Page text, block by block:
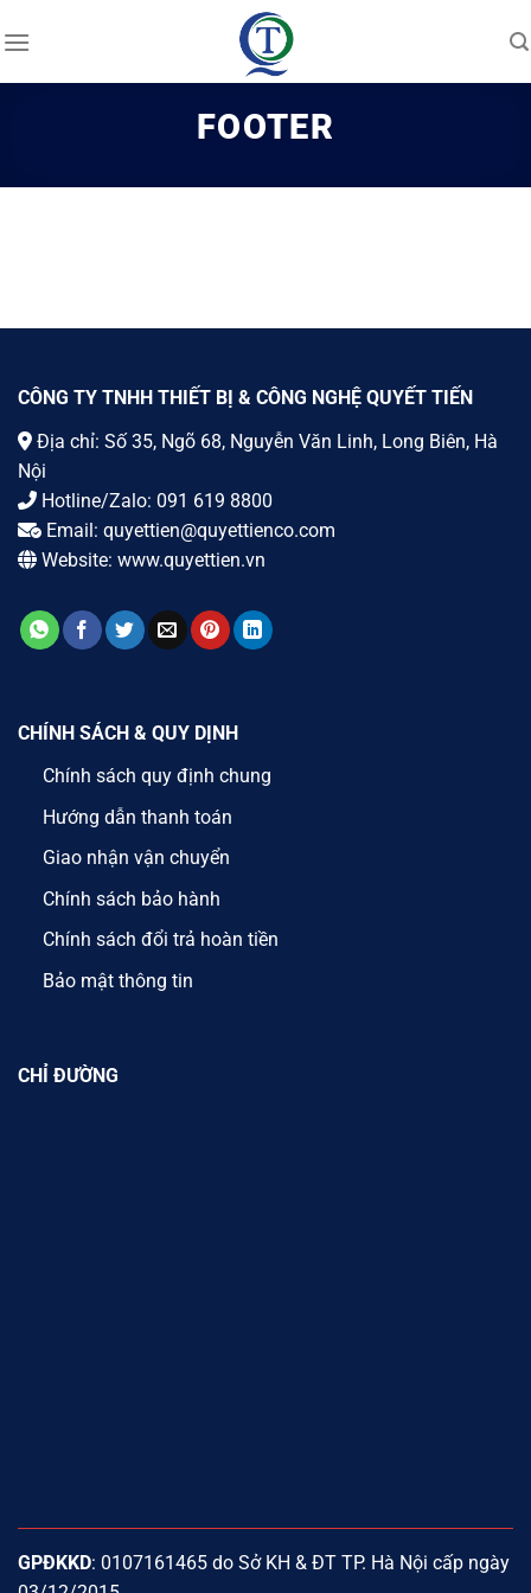
to
FOOTER
CÔNG TY TNHH THIẾT BỊ & CÔNG NGHỆ QUYẾT TIẾN
Địa chỉ: Số 35, Ngõ 68, Nguyễn Văn Linh, Long Biên, Hà
Nội
Hotline/Zalo: 091 619 8800
Email: quyettien@quyettienco.com
Website: www.quyettien.vn
CHÍNH SÁCH & QUY DỊNH
Chính sách quy định chung
Hướng dẫn thanh toán
Giao nhận vận chuyển
Chính sách bảo hành
Chính sách đổi trả hoàn tiền
Bảo mật thông tin
CHỈ ĐƯỜNG
GPĐKKD: 0107161465 do Sở KH & ĐT TP. Hà Nội cấp ngày